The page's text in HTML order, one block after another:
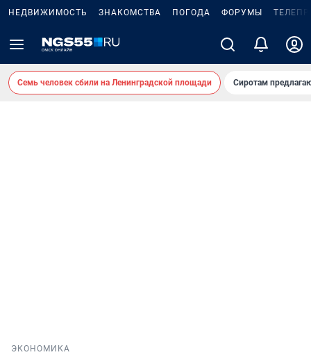
НЕДВИЖИМОСТЬ ЗНАКОМСТВА ПОГОДА ФОРУМЫ
Семь человек сбили на Ленинградской площади Сиротам
ЭКОНОМИКА